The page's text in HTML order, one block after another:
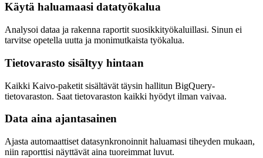
Käytä haluamaasi datatyökalua
Analysoi dataa ja rakenna raportit suosikkityökaluillasi. Sinun ei
tarvitse opetella uutta ja monimutkaista työkalua.
Tietovarasto sisältyy hintaan
Kaikki Kaivo-paketit sisältävät täysin hallitun BigQuery-
tietovaraston. Saat tietovaraston kaikki hyödyt ilman vaivaa.
Data aina ajantasainen
Ajasta automaattiset datasynkronoinnit haluamasi tiheyden mukaan,
niin raporttisi näyttävät aina tuoreimmat luvut.